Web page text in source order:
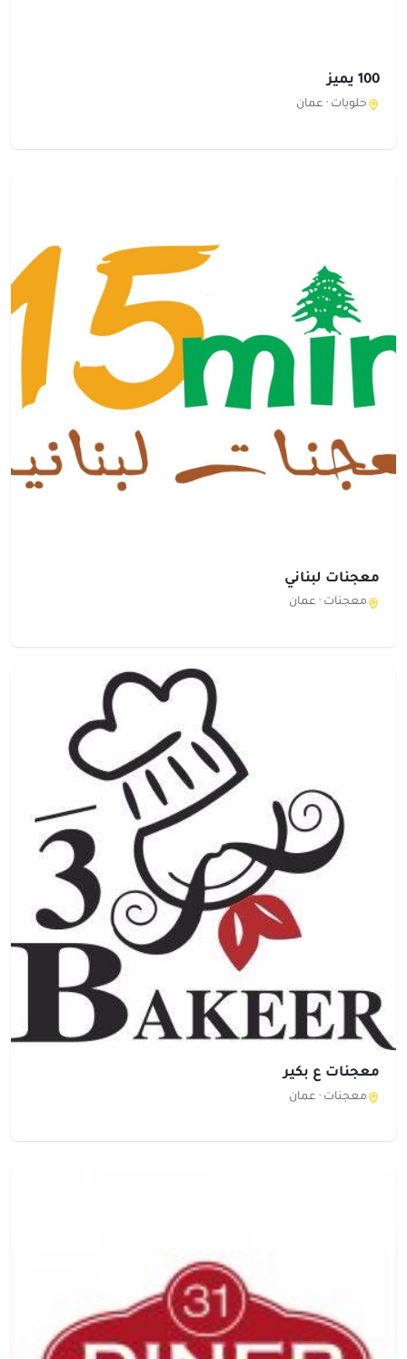
100 يميز
حلويات · عمان
معجنات لبناني
معجنات · عمان
معجنات ع بكير
معجنات · عمان